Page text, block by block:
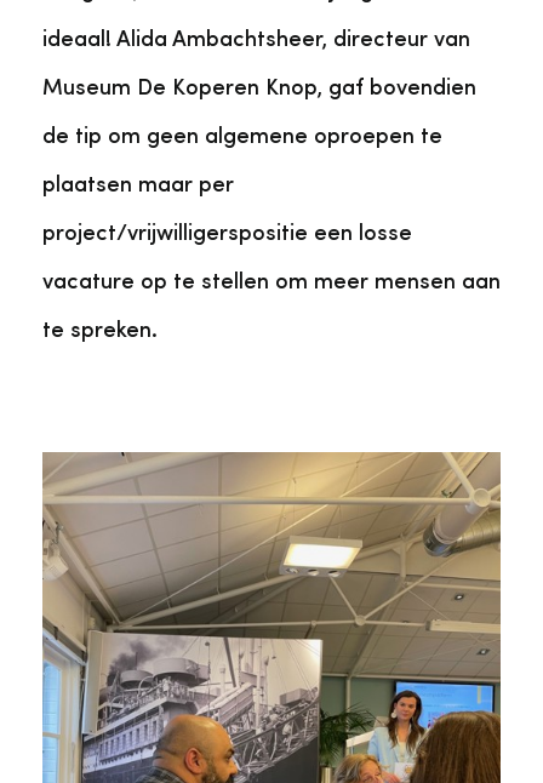
ideaal! Alida Ambachtsheer, directeur van
Museum De Koperen Knop, gaf bovendien
de tip om geen algemene oproepen te
plaatsen maar per
project/vrijwilligerspositie een losse
vacature op te stellen om meer mensen aan
te spreken.